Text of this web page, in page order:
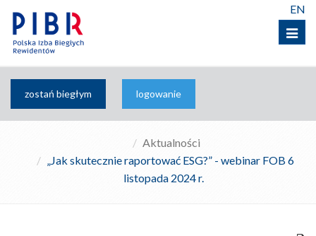
Menu
EN
zostań biegłym logowanie
Aktualności
„Jak skutecznie raportować ESG?” - webinar FOB 6
listopada 2024 r.